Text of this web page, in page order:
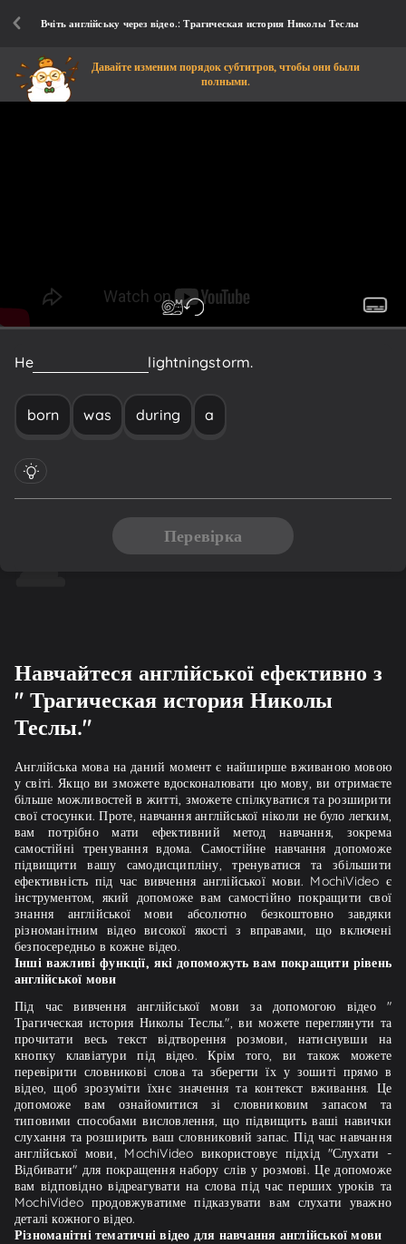
Вчіть англійську через відео.: Трагическая история Николы Теслы
Давайте изменим порядок субтитров, чтобы они были
полными.
He lightningstorm.
born was during a
Перевірка
Навчайтеся англійської ефективно з
" Трагическая история Николы
Теслы."
Англійська мова на даний момент є найширше вживаною мовою
у світі. Якщо ви зможете вдосконалювати цю мову, ви отримаєте
більше можливостей в житті, зможете спілкуватися та розширити
свої стосунки. Проте, навчання англійської ніколи не було легким,
вам потрібно мати ефективний метод навчання, зокрема
самостійні тренування вдома. Самостійне навчання допоможе
підвищити вашу самодисципліну, тренуватися та збільшити
ефективність під час вивчення англійської мови. MochiVideo є
інструментом, який допоможе вам самостійно покращити свої
знання англійської мови абсолютно безкоштовно завдяки
різноманітним відео високої якості з вправами, що включені
безпосередньо в кожне відео.
Інші важливі функції, які допоможуть вам покращити рівень
англійської мови
Під час вивчення англійської мови за допомогою відео "
Трагическая история Николы Теслы.", ви можете переглянути та
прочитати весь текст відтворення розмови, натиснувши на
кнопку клавіатури під відео. Крім того, ви також можете
перевірити словникові слова та зберегти їх у зошиті прямо в
відео, щоб зрозуміти їхнє значення та контекст вживання. Це
допоможе вам ознайомитися зі словниковим запасом та
типовими способами висловлення, що підвищить ваші навички
слухання та розширить ваш словниковий запас. Під час навчання
англійської мови, MochiVideo використовує підхід "Слухати -
Відбивати" для покращення набору слів у розмові. Це допоможе
вам відповідно відреагувати на слова під час перших уроків та
MochiVideo продовжуватиме підказувати вам слухати уважно
деталі кожного відео.
Різноманітні тематичні відео для навчання англійської мови